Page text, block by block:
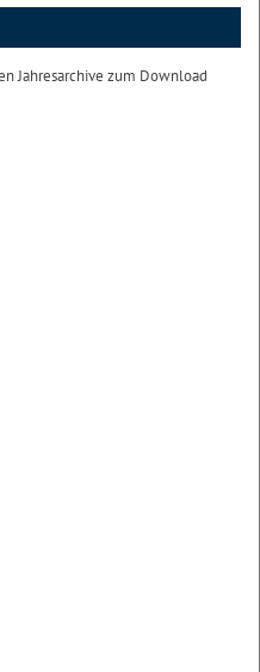
Jahresarchive zum Download